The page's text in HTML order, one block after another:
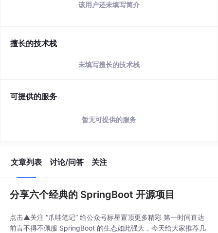
该用户还未填写简介
擅长的技术栈
未填写擅长的技术栈
可提供的服务
暂无可提供的服务
文章列表 讨论/问答 关注
分享六个经典的 SpringBoot 开源项目
点击▲关注 “爪哇笔记” 给公众号标星置顶更多精彩 第一时间直达
前言不得不佩服 SpringBoot 的生态如此强大，今天给大家推荐几